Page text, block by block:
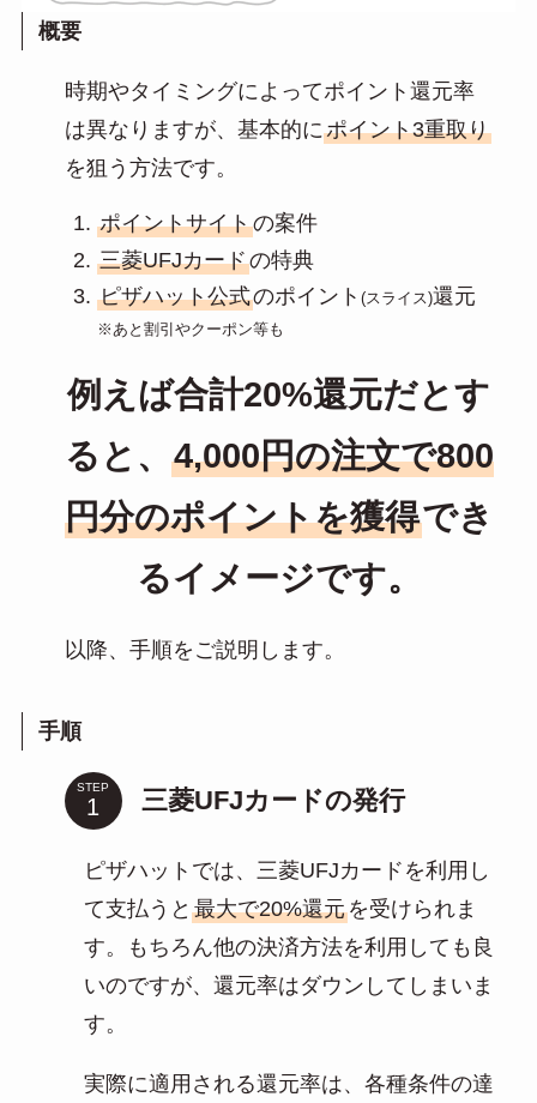
概要
時期やタイミングによってポイント還元率
は異なりますが、基本的にポイント3重取り
を狙う方法です。
ポイントサイトの案件
三菱UFJカードの特典
ピザハット公式のポイント (スライス)還元
※あと割引やクーポン等も
例えば合計20%還元だとす
ると、 4,000円の注文で800
円分のポイントを獲得でき
るイメージです。
以降、手順をご説明します。
手順
STEP 三菱UFJカードの発行
ピザハットでは、三菱UFJカードを利用し
て支払うと 最大で20%還元を受けられま
す。もちろん他の決済方法を利用しても良
いのですが、還元率はダウンしてしまいま
す。
実際に適用される還元率は、各種条件の達